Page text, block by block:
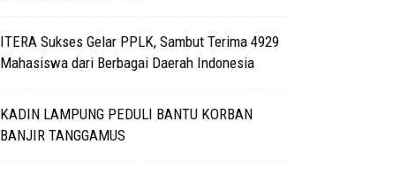
ITERA Sukses Gelar PPLK, Sambut Terima 4929
Mahasiswa dari Berbagai Daerah Indonesia
KADIN LAMPUNG PEDULI BANTU KORBAN
BANJIR TANGGAMUS